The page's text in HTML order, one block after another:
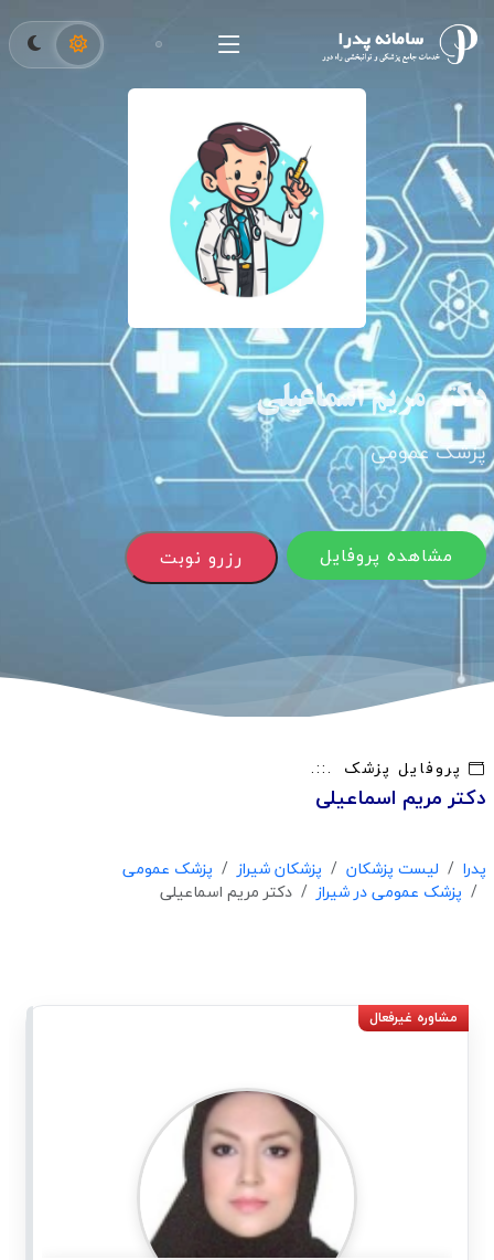
دکتر مریم اسماعیلی
پزشک عمومی
رزرو نوبت مشاهده پروفایل
پروفایل پزشک
دکتر مریم اسماعیلی
پدرا لیست پزشکان پزشکان شیراز
پزشک عمومی
پزشک عمومی در شیراز
دکتر مریم اسماعیلی